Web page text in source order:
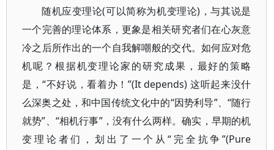
随机应变理论(可以简称为机变理论)，与其说是
一个完善的理论体系，更象是相关研究者们在心灰意
冷之后所作出的一个自我解嘲般的交代。如何应对危
机呢？根据机变理论家的研究成果，最好的策略
是，“不好说，看着办！”(It depends) 这听起来没什
么深奥之处，和中国传统文化中的“因势利导”、“随行
就势”、“相机行事”，没有什么两样。确实，早期的机
变理论者们，划出了一个从“完全抗争”(Pure